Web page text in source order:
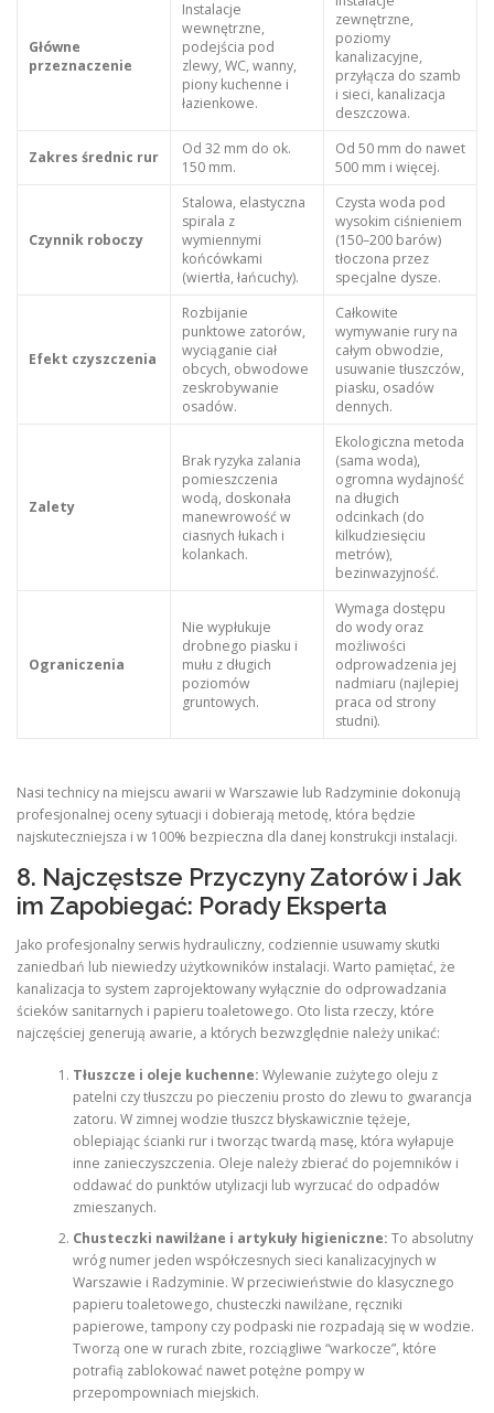
Główne
przeznaczenie
Instalacje
wewnętrzne,
podejścia pod
zlewy, WC, wanny,
piony kuchenne i
łazienkowe.
zewnętrzne,
poziomy
kanalizacyjne,
przyłącza do szamb
i sieci, kanalizacja
deszczowa.
Zakres średnic rur
Od 32 mm do ok.
150 mm.
Od 50 mm do nawet
500 mm i więcej.
Czynnik roboczy
Stalowa, elastyczna
spirala z
wymiennymi
końcówkami
(wiertła, łańcuchy).
Czysta woda pod
wysokim ciśnieniem
(150–200 barów)
tłoczona przez
specjalne dysze.
Efekt czyszczenia
Rozbijanie
punktowe zatorów,
wyciąganie ciał
obcych, obwodowe
zeskrobywanie
osadów.
Całkowite
wymywanie rury na
całym obwodzie,
usuwanie tłuszczów,
piasku, osadów
dennych.
Zalety
Brak ryzyka zalania
pomieszczenia
wodą, doskonała
manewrowość w
ciasnych łukach i
kolankach.
Ekologiczna metoda
(sama woda),
ogromna wydajność
na długich
odcinkach (do
kilkudziesięciu
metrów),
bezinwazyjność.
Ograniczenia
Nie wypłukuje
drobnego piasku i
mułu z długich
poziomów
gruntowych.
Wymaga dostępu
do wody oraz
możliwości
odprowadzenia jej
nadmiaru (najlepiej
praca od strony
studni).
Nasi technicy na miejscu awarii w Warszawie lub Radzyminie dokonują
profesjonalnej oceny sytuacji i dobierają metodę, która będzie
najskuteczniejsza i w 100% bezpieczna dla danej konstrukcji instalacji.
8. Najczęstsze Przyczyny Zatorów i Jak
im Zapobiegać: Porady Eksperta
Jako profesjonalny serwis hydrauliczny, codziennie usuwamy skutki
zaniedbań lub niewiedzy użytkowników instalacji. Warto pamiętać, że
kanalizacja to system zaprojektowany wyłącznie do odprowadzania
ścieków sanitarnych i papieru toaletowego. Oto lista rzeczy, które
najczęściej generują awarie, a których bezwzględnie należy unikać:
Tłuszcze i oleje kuchenne: Wylewanie zużytego oleju z
patelni czy tłuszczu po pieczeniu prosto do zlewu to gwarancja
zatoru. W zimnej wodzie tłuszcz błyskawicznie tężeje,
oblepiając ścianki rur i tworząc twardą masę, która wyłapuje
inne zanieczyszczenia. Oleje należy zbierać do pojemników i
oddawać do punktów utylizacji lub wyrzucać do odpadów
zmieszanych.
Chusteczki nawilżane i artykuły higieniczne: To absolutny
wróg numer jeden współczesnych sieci kanalizacyjnych w
Warszawie i Radzyminie. W przeciwieństwie do klasycznego
papieru toaletowego, chusteczki nawilżane, ręczniki
papierowe, tampony czy podpaski nie rozpadają się w wodzie.
Tworzą one w rurach zbite, rozciągliwe “warkocze”, które
potrafią zablokować nawet potężne pompy w
przepompowniach miejskich.